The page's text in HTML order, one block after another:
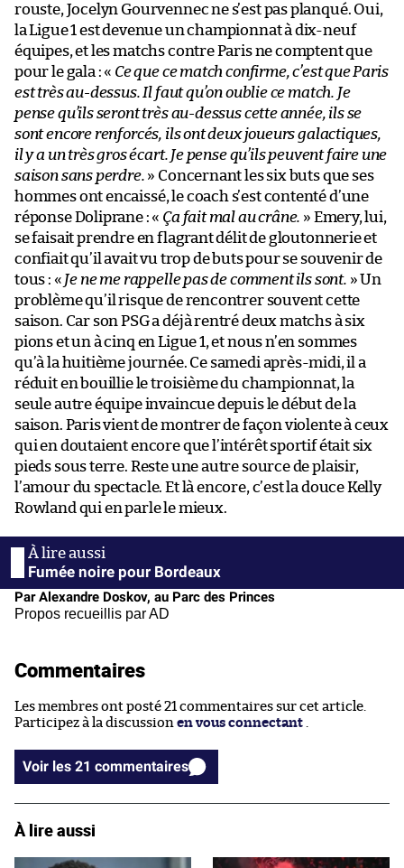
rouste, Jocelyn Gourvennec ne s’est pas planqué. Oui,
la Ligue 1 est devenue un championnat à dix-neuf
équipes, et les matchs contre Paris ne comptent que
pour le gala : « Ce que ce match confirme, c’est que Paris
est très au-dessus. Il faut qu’on oublie ce match. Je
pense qu’ils seront très au-dessus cette année, ils se
sont encore renforcés, ils ont deux joueurs galactiques,
il y a un très gros écart. Je pense qu’ils peuvent faire une
saison sans perdre. » Concernant les six buts que ses
hommes ont encaissé, le coach s’est contenté d’une
réponse Doliprane : « Ça fait mal au crâne. » Emery, lui,
se faisait prendre en flagrant délit de gloutonnerie et
confiait qu’il avait vu trop de buts pour se souvenir de
tous : « Je ne me rappelle pas de comment ils sont. » Un
problème qu’il risque de rencontrer souvent cette
saison. Car son PSG a déjà rentré deux matchs à six
pions et un à cinq en Ligue 1, et nous n’en sommes
qu’à la huitième journée. Ce samedi après-midi, il a
réduit en bouillie le troisième du championnat, la
seule autre équipe invaincue depuis le début de la
saison. Paris vient de montrer de façon violente à ceux
qui en doutaient encore que l’intérêt sportif était six
pieds sous terre. Reste une autre source de plaisir,
l’amour du spectacle. Et là encore, c’est la douce Kelly
Rowland qui en parle le mieux.
Fumée noire pour Bordeaux
Par Alexandre Doskov, au Parc des Princes
Propos recueillis par AD
Commentaires
Les membres ont posté 21 commentaires sur cet article.
Participez à la discussion en vous connectant
Voir les 21 commentaires
À lire aussi